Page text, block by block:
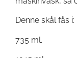
Denne skål fås i:
735 ml.